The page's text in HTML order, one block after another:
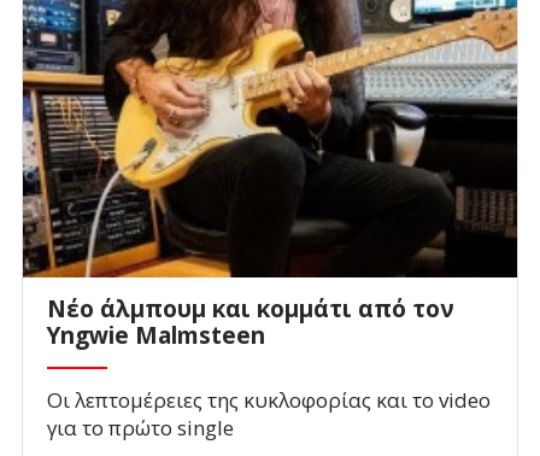
Νέο άλμπουμ και κομμάτι από τον
Yngwie Malmsteen
Οι λεπτομέρειες της κυκλοφορίας και το video
για το πρώτο single